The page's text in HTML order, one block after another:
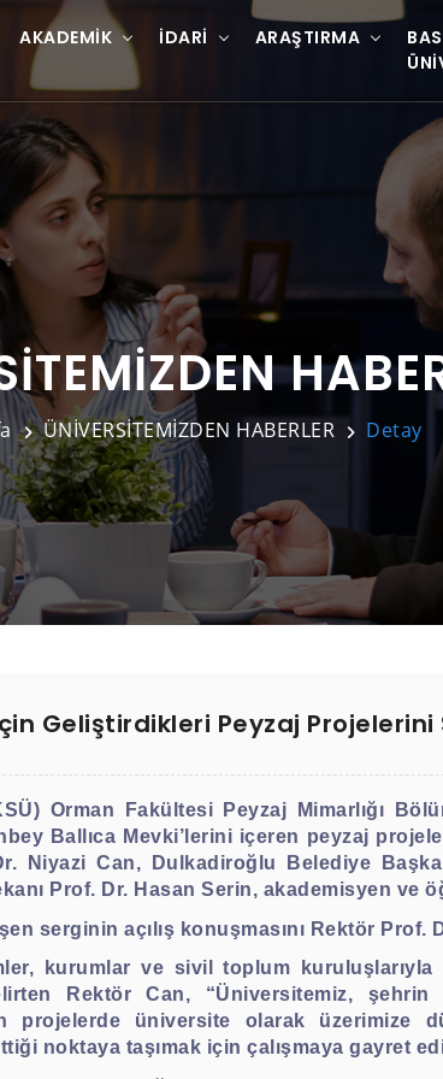
AKADEMIK İDARI ARAŞTIRMA
ÜNİVERSİTEMİZDEN HABERLER Detay
Geliştirdikleri Peyzaj
Orman Fakültesi Peyzaj Mimarlığı
Ballıca Mevki’lerini içeren peyzaj
Niyazi Can, Dulkadiroğlu Belediye
Prof. Dr. Hasan Serin, akademisyen ve
serginin açılış konuşmasını Rektör Prof.
kurumlar ve sivil toplum
Rektör Can, “Üniversitemiz,
projelerde üniversite olarak üzerimize
noktaya taşımak için çalışmaya gayret